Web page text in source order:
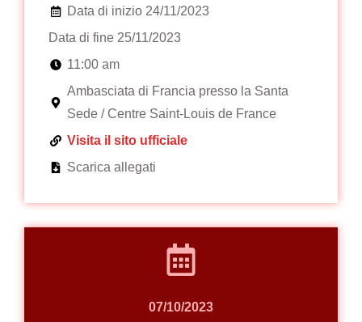
Data di inizio 24/11/2023
Data di fine 25/11/2023
11:00 am
Ambasciata di Francia presso la Santa
Sede / Centre Saint-Louis de France
Visita il sito ufficiale
Scarica allegati
07/10/2023